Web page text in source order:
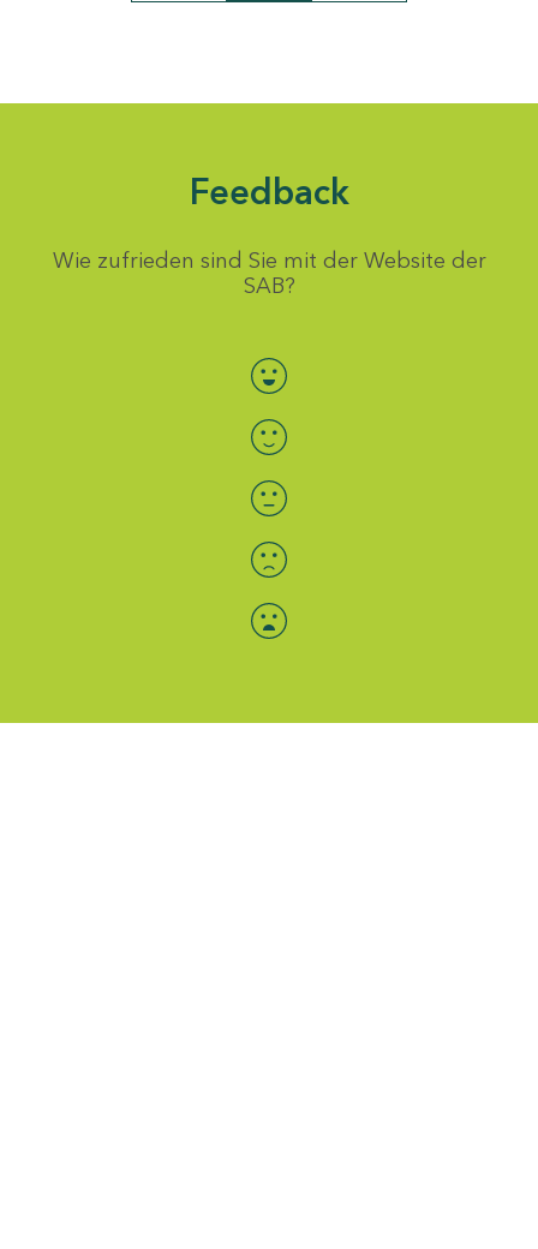
Feedback
Wie zufrieden sind Sie mit der Website der
SAB?
Bewertung auswählen